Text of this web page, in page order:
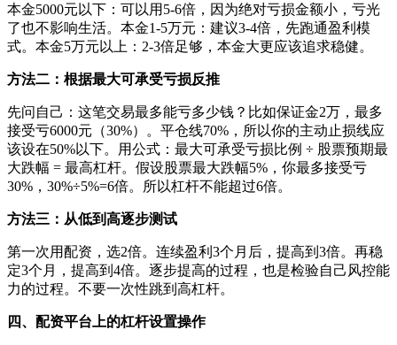
本金5000元以下：可以用5-6倍，因为绝对亏损金额小，亏光
了也不影响生活。本金1-5万元：建议3-4倍，先跑通盈利模
式。本金5万元以上：2-3倍足够，本金大更应该追求稳健。
方法二：根据最大可承受亏损反推
先问自己：这笔交易最多能亏多少钱？比如保证金2万，最多
接受亏6000元（30%）。平仓线70%，所以你的主动止损线应
该设在50%以下。用公式：最大可承受亏损比例 ÷ 股票预期最
大跌幅 = 最高杠杆。假设股票最大跌幅5%，你最多接受亏
30%，30%÷5%=6倍。所以杠杆不能超过6倍。
方法三：从低到高逐步测试
第一次用配资，选2倍。连续盈利3个月后，提高到3倍。再稳
定3个月，提高到4倍。逐步提高的过程，也是检验自己风控能
力的过程。不要一次性跳到高杠杆。
四、配资平台上的杠杆设置操作